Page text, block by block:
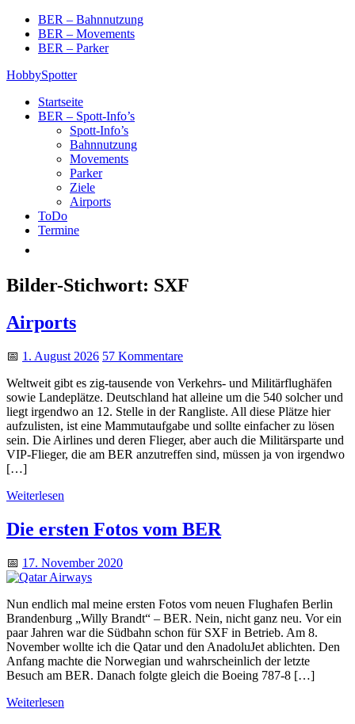
Skip
content
BER – Bahnnutzung
BER – Movements
BER – Parker
HobbySpotter
Startseite
BER – Spott-Info’s
Spott-Info’s
Bahnnutzung
Movements
Parker
Ziele
Airports
ToDo
Termine
Bilder-Stichwort: SXF
Airports
📅 1. August 2026 57 Kommentare
Weltweit gibt es zig-tausende von Verkehrs- und Militärflughäfen
sowie Landeplätze. Deutschland hat alleine um die 540 solcher und
liegt irgendwo an 12. Stelle in der Rangliste. All diese Plätze hier
aufzulisten, ist eine Mammutaufgabe und sollte einfacher zu lösen
sein. Die Airlines und deren Flieger, aber auch die Militärsparte und
VIP-Flieger, die am BER anzutreffen sind, müssen ja von irgendwo
[…]
Weiterlesen
Die ersten Fotos vom BER
📅 17. November 2020
Nun endlich mal meine ersten Fotos vom neuen Flughafen Berlin
Brandenburg „Willy Brandt“ – BER. Nein, nicht ganz neu. Vor ein
paar Jahren war die Südbahn schon für SXF in Betrieb. Am 8.
November wollte ich die Qatar und den AnadoluJet ablichten. Den
Anfang machte die Norwegian und wahrscheinlich der letzte
Besuch am BER. Danach folgte gleich die Boeing 787-8 […]
Weiterlesen